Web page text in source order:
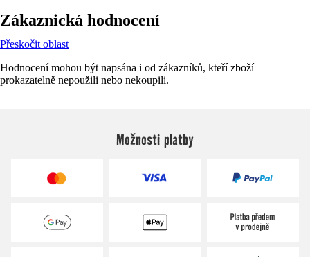
Zákaznická hodnocení
Přeskočit oblast
Hodnocení mohou být napsána i od zákazníků, kteří zboží
prokazatelně nepoužili nebo nekoupili.
Možnosti platby